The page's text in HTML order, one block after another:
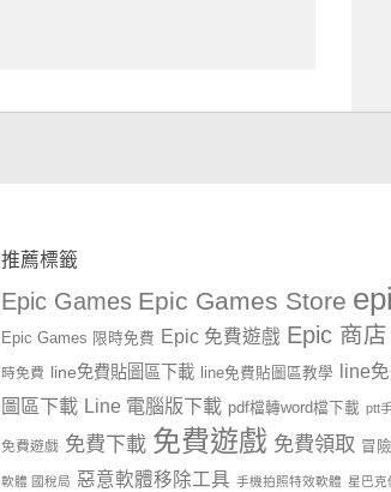
推薦標籤
Epic Games Epic Games Store
Epic Games 限時免費 Epic 免費遊戲 Epic 商店
時免費 line免費貼圖區下載 line免費貼圖區教學 line
圖區下載 Line 電腦版下載 pdf檔轉word檔下載 ptt
免費遊戲 免費下載 免費遊戲 免費領取 冒
軟體 國稅局 惡意軟體移除工具 手機拍照特效軟體 星巴克